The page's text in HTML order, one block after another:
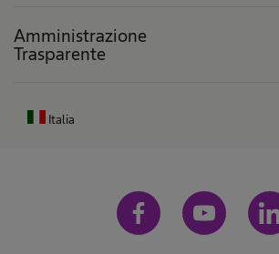
Amministrazione
Trasparente
Italia